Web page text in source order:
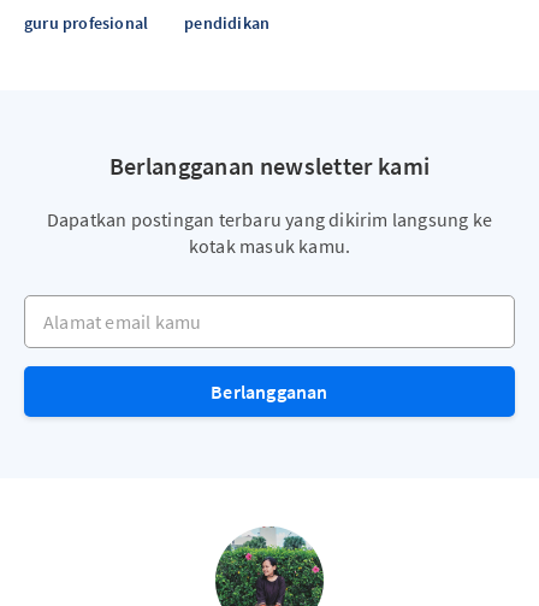
guru profesional pendidikan
Berlangganan newsletter kami
Dapatkan postingan terbaru yang dikirim langsung ke
kotak masuk kamu.
Alamat email kamu
Berlangganan